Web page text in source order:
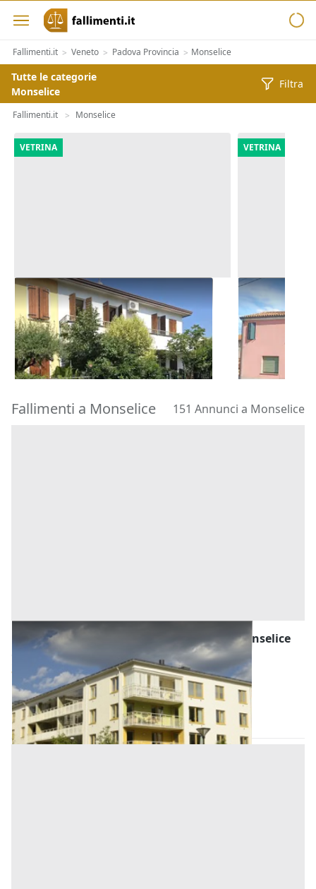
Fallimenti.it > Veneto > Padova Provincia > Monselice
Tutte le categorie
Monselice
Filtra
Fallimenti.it > Monselice
VETRINA
Asta Abitazione cielo terra con
cortile e cantina
Montegrotto Terme (Padova)
195.000 €
20/10/2026
VETRINA
Asta Quota
8.205 €
18/09/2026
Fallimenti a Monselice 151 Annunci a Monselice
Abitazione di Tipo Economico all'asta a Monselice
Monselice (Padova)
Offerta minima
338.000 €
Codice asta: 65887ce2
13/10/2026